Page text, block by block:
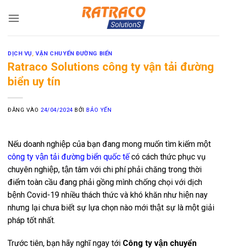
qua
DỊCH VỤ,VẬN CHUYỂN ĐƯỜNG BIỂN
Ratraco Solutions công ty vận tải đường
biển uy tín
ĐĂNG VÀO 24/04/2024 BỞIBẢO YẾN
Nếu doanh nghiệp của bạn đang mong muốn tìm kiếm một
công ty vận tải đường biển quốc tếcó cách thức phục vụ
chuyên nghiệp, tận tâm với chi phí phải chăng trong thời
điểm toàn cầu đang phải gồng mình chống chọi với dịch
bệnh Covid-19 nhiều thách thức và khó khăn như hiện nay
nhưng lại chưa biết sự lựa chọn nào mới thật sự là một giải
pháp tốt nhất.
Trước tiên, bạn hãy nghĩ ngay tới Công ty vận chuyển